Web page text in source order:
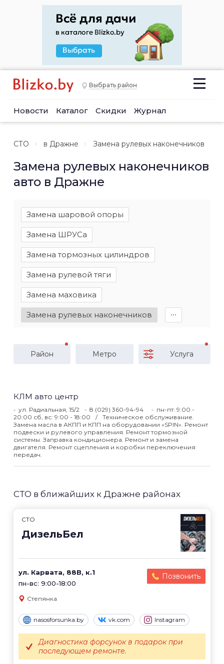
Выбрать район
Новости Каталог Скидки Журнал
СТО в Дражне Замена рулевых наконечников
Замена рулевых наконечников
авто в Дражне
Замена шаровой опоры
Замена ШРУСа
Замена тормозных цилиндров
Замена рулевой тяги
Замена маховика
Замена рулевых наконечников ∙∙∙
Район Метро Услуга
КЛМ авто центр
ул. Радиальная, 15/2 8 (029) 360-94-94
пн-пт: 9:00 -
20:00 сб, вс: 9:00 - 18:00
Техническое обслуживание.
Замена масла в АКПП и КПП на оборудовании «SPIN». Ремонт
подвески и рулевого управления. Ремонт тормозной
системы. Заправка кондиционера. Ремонт и замена
двигателя. Ремонт сцепления и коробки переключения
передач.
СТО в ближайших к Дражне районах
СТО
ДизельБел
ул. Карвата, 88В, к.1
пн-вс: 9:00-18:00
Позвонить
Степянка
nasosforsunka.by vk.com Instagram
Диагностика форсунок в подарок при
последующем ремонте.